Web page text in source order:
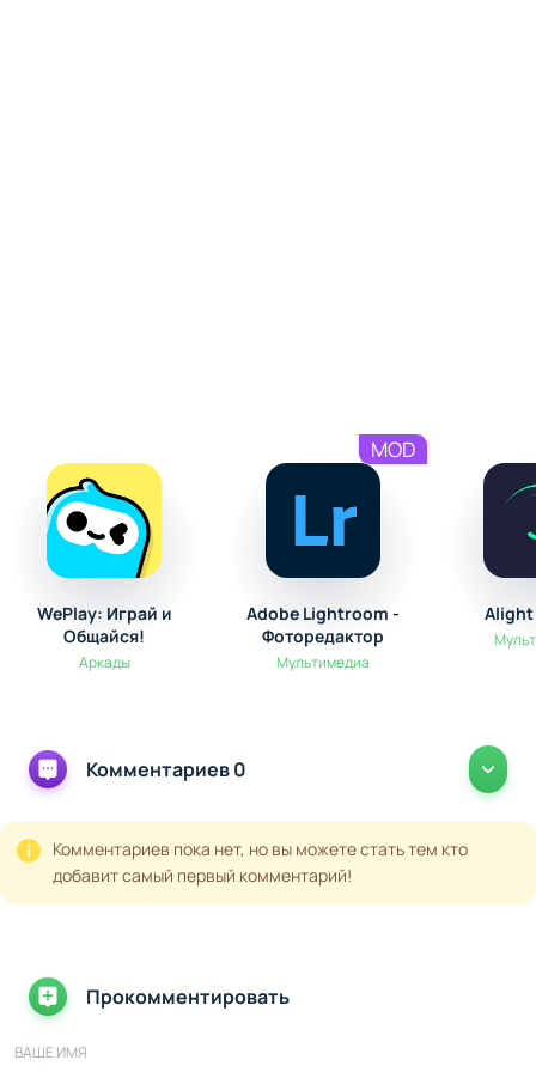
WePlay: Играй и
Общайся!
Аркады
Adobe Lightroom -
Фоторедактор
Мультимедиа
MOD
Комментариев 0
Комментариев пока нет, но вы можете стать тем кто
добавит самый первый комментарий!
Прокомментировать
ВАШЕ ИМЯ